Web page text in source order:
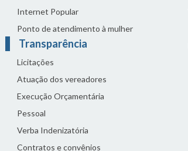
Internet Popular
Ponto de atendimento à mulher
Transparência
Licitações
Atuação dos vereadores
Execução Orçamentária
Pessoal
Verba Indenizatória
Contratos e convênios